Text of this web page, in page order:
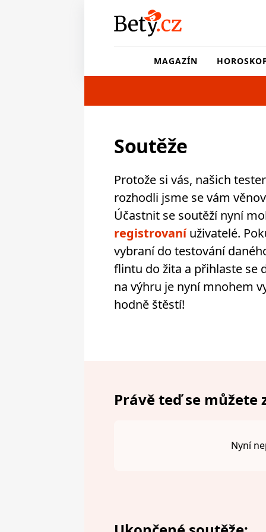
MAGAZÍN
Soutěže
Protože si vás, našich
rozhodli jsme se vám
Účastnit se soutěží nyní
registrovaníuživatelé.
vybraní do testování
flintu do žita a přihlaste se
na výhru je nyní mnohem
hodně štěstí!
Právě teď se
Nyní